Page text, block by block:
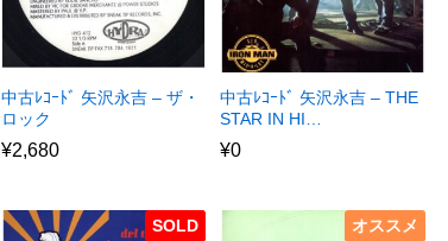
中古ﾚｺｰﾄﾞ 矢沢永吉 – ザ・
ロック
¥2,680
中古ﾚｺｰﾄﾞ 矢沢永吉 – THE
STAR IN HI…
¥0
SOLD オススメ